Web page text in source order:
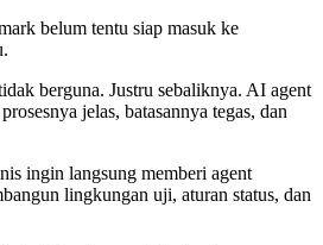
belum tentu siap masuk ke
berguna. Justru sebaliknya. AI agent
jelas, batasannya tegas, dan
ingin langsung memberi agent
lingkungan uji, aturan status, dan